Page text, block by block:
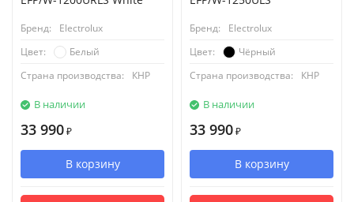
Бренд:
Electrolux
Цвет:
Белый
Страна производства:
КНР
В наличии
33 990 ₽
В корзину
Бренд:
Electrolux
Цвет:
Чёрный
Страна производства:
КНР
В наличии
33 990 ₽
В корзину